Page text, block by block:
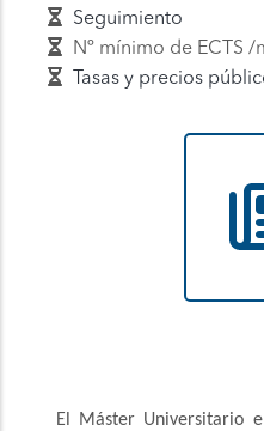
Seguimiento
Nº mínimo de ECTS
Tasas y precios
El Máster Universitario